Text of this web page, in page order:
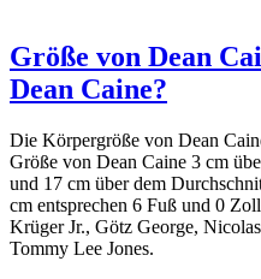
Größe von Dean
Dean Caine?
Die Körpergröße von Dean
Größe von Dean Caine 3 cm
und 17 cm über dem
cm entsprechen 6 Fuß und 0
Krüger Jr., Götz George,
Tommy Lee Jones.